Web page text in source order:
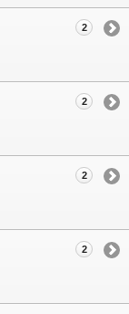
2
2
2
2